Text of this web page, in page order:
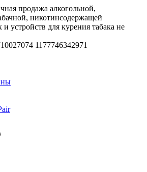
продажа алкогольной,
никотинсодержащей
устройств для курения табака не
1177746342971